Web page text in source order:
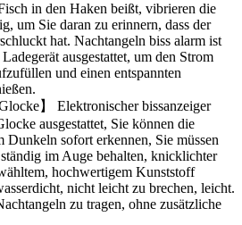
in den Haken beißt, vibrieren die
um Sie daran zu erinnern, dass der
hat. Nachtangeln biss alarm ist
ausgestattet, um den Strom
und einen entspannten
】 Elektronischer bissanzeiger
ausgestattet, Sie können die
Dunkeln sofort erkennen, Sie müssen
im Auge behalten, knicklichter
hochwertigem Kunststoff
nicht leicht zu brechen, leicht.
zu tragen, ohne zusätzliche